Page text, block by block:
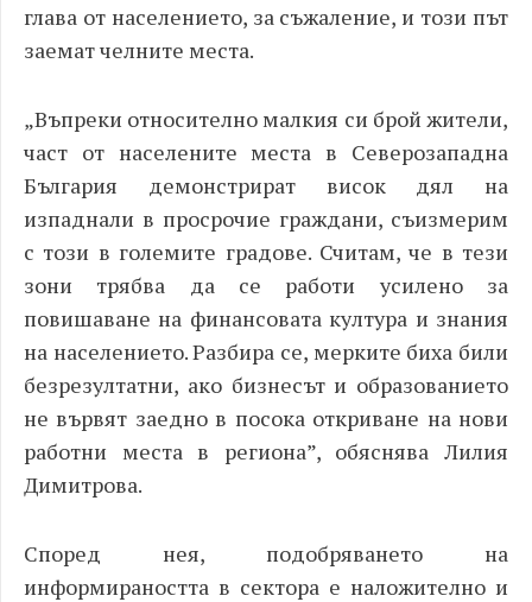
глава от населението, за съжаление, и този път
заемат челните места.
„Въпреки относително малкия си брой жители,
част от населените места в Северозападна
България демонстрират висок дял на
изпаднали в просрочие граждани, съизмерим
с този в големите градове. Считам, че в тези
зони трябва да се работи усилено за
повишаване на финансовата култура и знания
на населението. Разбира се, мерките биха били
безрезултатни, ако бизнесът и образованието
не вървят заедно в посока откриване на нови
работни места в региона”, обяснява Лилия
Димитрова.
Според нея, подобряването на
информираността в сектора е наложително и